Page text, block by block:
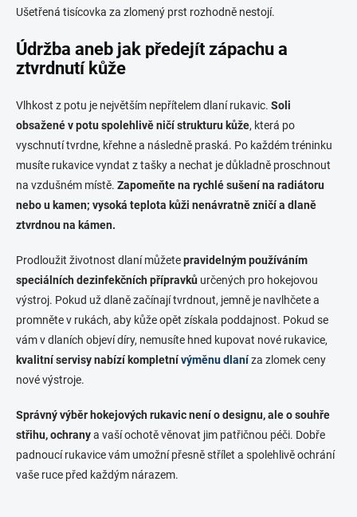
Ušetřená tisícovka za zlomený prst rozhodně nestojí.
Údržba aneb jak předejít zápachu a
ztvrdnutí kůže
Vlhkost z potu je největším nepřítelem dlaní rukavic. Soli
obsažené v potu spolehlivě ničí strukturu kůže, která po
vyschnutí tvrdne, křehne a následně praská. Po každém tréninku
musíte rukavice vyndat z tašky a nechat je důkladně proschnout
na vzdušném místě. Zapomeňte na rychlé sušení na radiátoru
nebo u kamen; vysoká teplota kůži nenávratně zničí a dlaně
ztvrdnou na kámen.
Prodloužit životnost dlaní můžetepravidelným používáním
speciálních dezinfekčních přípravků určených pro hokejovou
výstroj. Pokud už dlaně začínají tvrdnout, jemně je navlhčete a
promněte v rukách, aby kůže opět získala poddajnost. Pokud se
vám v dlaních objeví díry, nemusíte hned kupovat nové rukavice,
kvalitní servisy nabízí kompletnívýměnu dlaníza zlomek ceny
nové výstroje.
Správný výběr hokejových rukavic není o designu, ale o souhře
střihu, ochranya vaší ochotě věnovat jim patřičnou péči. Dobře
padnoucí rukavice vám umožní přesně střílet a spolehlivě ochrání
vaše ruce před každým nárazem.